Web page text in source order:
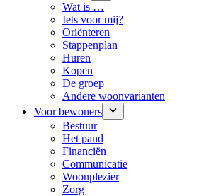
Wat is …
Iets voor mij?
Oriënteren
Stappenplan
Huren
Kopen
De groep
Andere woonvarianten
Voor bewoners
Bestuur
Het pand
Financiën
Communicatie
Woonplezier
Zorg